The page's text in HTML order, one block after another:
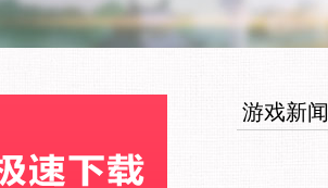
游戏新闻